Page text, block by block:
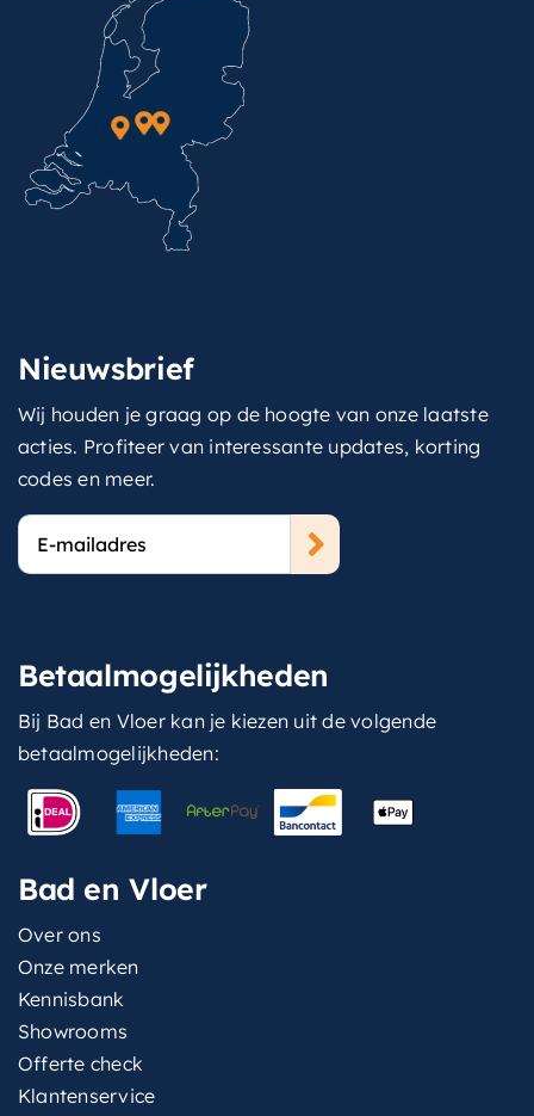
Nieuwsbrief
Wij houden je graag op de hoogte van onze laatste
acties. Profiteer van interessante updates, korting
codes en meer.
E-
mailadres
Betaalmogelijkheden
Bij Bad en Vloer kan je kiezen uit de volgende
betaalmogelijkheden:
Bad en Vloer
Over ons
Onze merken
Kennisbank
Showrooms
Offerte check
Klantenservice